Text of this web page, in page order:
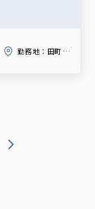
勤務地： 田町 or 芝浦ふ頭